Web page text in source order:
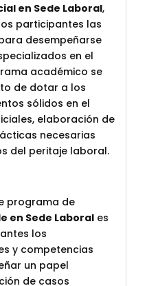
en Sede Laboral,
participantes las
desempeñarse
en el
académico se
de dotar a los
sólidos en el
elaboración de
necesarias
del peritaje laboral.
programa de
en Sede Laborales
los
y competencias
un papel
de casos